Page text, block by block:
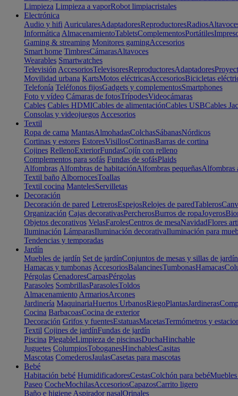
Limpieza Limpieza a vaporRobot limpiacristales
Electrónica
Audio y hifi AuricularesAdaptadoresReproductoresRadios
Informática AlmacenamientoTabletsComplementosPortátiles
Gaming & streaming Monitores gamingAccesorios
Smart home TimbresCámarasAltavoces
Wearables Smartwatches
Televisión AccesoriosTelevisoresReproductoresAdaptadores
Movilidad urbana KartsMotos eléctricasAccesoriosBicicletas
Telefonía Teléfonos fijosGadgets y complementosSmartphones
Foto y vídeo Cámaras de fotosTrípodesVideocámaras
Cables Cables HDMICables de alimentaciónCables USBCables
Consolas y videojuegos Accesorios
Textil
Ropa de cama MantasAlmohadasColchasSábanasNórdicos
Cortinas y estores EstoresVisillosCortinasBarras de cortina
Cojines RellenoExteriorFundasCojín con relleno
Complementos para sofás Fundas de sofásPlaids
Alfombras Alfombras de habitaciónAlfombras pequeñasAlfombras
Textil baño AlbornocesToallas
Textil cocina MantelesServilletas
Decoración
Decoración de pared LetrerosEspejosRelojes de paredTableros
Organización Cajas decorativasPercherosBurros de ropaJoyeros
Objetos decorativos VelasFarolesCentros de mesaNavidadFlores
Iluminación LámparasIluminación decorativaIluminación para
Tendencias y temporadas
Jardín
Muebles de jardín Set de jardínConjuntos de mesas y sillas de jardín
Hamacas y tumbonas AccesoriosBalancinesTumbonasHamacas
Pérgolas CenadoresCarpasPérgolas
Parasoles SombrillasParasolesToldos
Almacenamiento ArmariosArcones
Jardinería MaquinariaHuertos UrbanosRiegoPlantasJardineras
Cocina BarbacoasCocina de exterior
Decoración Grifos y fuentesEstatuasMacetasTermómetros y
Textil Cojines de jardínFundas de jardín
Piscina PlegableLimpieza de piscinasDuchaHinchable
Juguetes ColumpiosToboganesHinchablesCasitas
Mascotas ComederosJaulasCasetas para mascotas
Bebé
Habitación bebé HumidificadoresCestasColchón para bebé
Paseo CocheMochilasAccesoriosCapazosCarrito ligero
Baño e higiene Aspirador nasalOrinales